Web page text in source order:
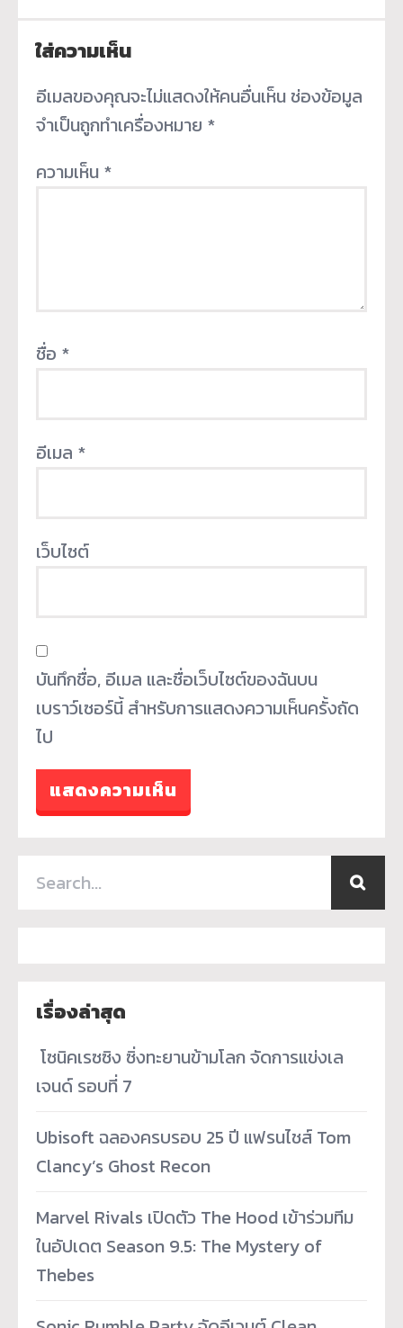
ใส่ความเห็น
อีเมลของคุณจะไม่แสดงให้คนอื่นเห็น ช่องข้อมูล
จำเป็นถูกทำเครื่องหมาย *
ความเห็น *
ชื่อ *
อีเมล *
เว็บไซต์
บันทึกชื่อ, อีเมล และชื่อเว็บไซต์ของฉันบน
เบราว์เซอร์นี้ สำหรับการแสดงความเห็นครั้งถัด
ไป
เรื่องล่าสุด
­ โซนิคเรซซิง ซิ่งทะยานข้ามโลก จัดการแข่งเล
เจนด์ รอบที่ 7
Ubisoft ฉลองครบรอบ 25 ปี แฟรนไชส์ Tom
Clancy’s Ghost Recon
Marvel Rivals เปิดตัว The Hood เข้าร่วมทีม
ในอัปเดต Season 9.5: The Mystery of
Thebes